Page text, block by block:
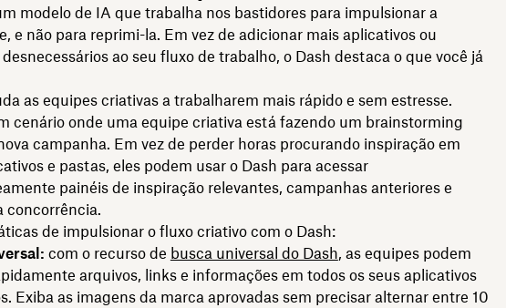
modelo de IA que trabalha nos bastidores para impulsionar a
e não para reprimi-la. Em vez de adicionar mais aplicativos ou
ao seu fluxo de trabalho, o Dash destaca o que você já
as equipes criativas a trabalharem mais rápido e sem estresse.
cenário onde uma equipe criativa está fazendo um brainstorming
campanha. Em vez de perder horas procurando inspiração em
e pastas, eles podem usar o Dash para acessar
painéis de inspiração relevantes, campanhas anteriores e
concorrência.
de impulsionar o fluxo criativo com o Dash:
com o recurso de busca universal do Dash, as equipes podem
arquivos, links e informações em todos os seus aplicativos
Exiba as imagens da marca aprovadas sem precisar alternar entre 10